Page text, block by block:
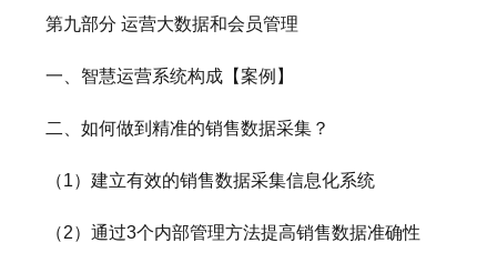
第九部分 运营大数据和会员管理
一、智慧运营系统构成【案例】
二、如何做到精准的销售数据采集？
（1）建立有效的销售数据采集信息化系统
（2）通过3个内部管理方法提高销售数据准确性